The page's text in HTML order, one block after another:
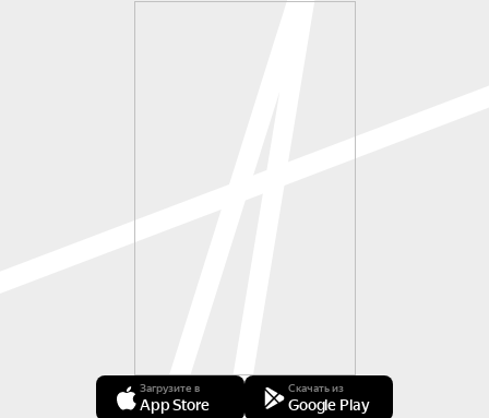
Загрузите в
App Store
Скачать из
Google Play